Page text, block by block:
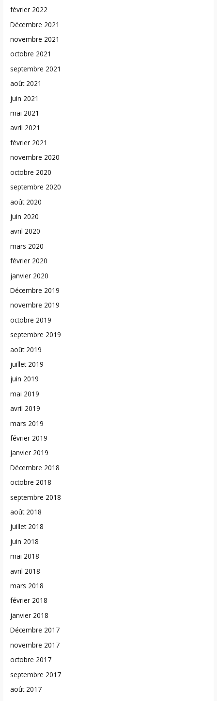
février 2022
Décembre 2021
novembre 2021
octobre 2021
septembre 2021
août 2021
juin 2021
mai 2021
avril 2021
février 2021
novembre 2020
octobre 2020
septembre 2020
août 2020
juin 2020
avril 2020
mars 2020
février 2020
janvier 2020
Décembre 2019
novembre 2019
octobre 2019
septembre 2019
août 2019
juillet 2019
juin 2019
mai 2019
avril 2019
mars 2019
février 2019
janvier 2019
Décembre 2018
octobre 2018
septembre 2018
août 2018
juillet 2018
juin 2018
mai 2018
avril 2018
mars 2018
février 2018
janvier 2018
Décembre 2017
novembre 2017
octobre 2017
septembre 2017
août 2017